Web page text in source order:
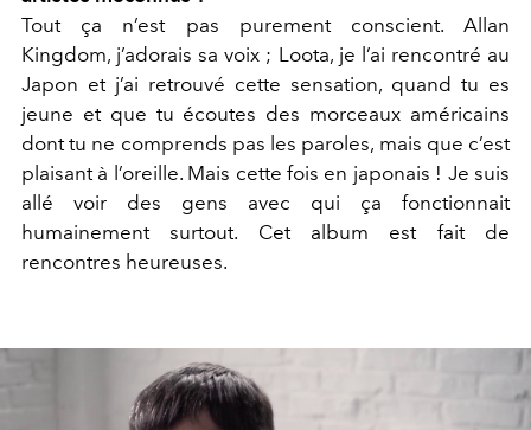
Tout ça n’est pas purement conscient. Allan
Kingdom, j’adorais sa voix ; Loota, je l’ai rencontré au
Japon et j’ai retrouvé cette sensation, quand tu es
jeune et que tu écoutes des morceaux américains
dont tu ne comprends pas les paroles, mais que c’est
plaisant à l’oreille. Mais cette fois en japonais ! Je suis
allé voir des gens avec qui ça fonctionnait
humainement surtout. Cet album est fait de
rencontres heureuses.